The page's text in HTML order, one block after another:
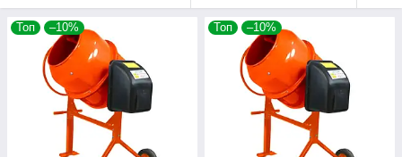
Топ –10% Топ –10%